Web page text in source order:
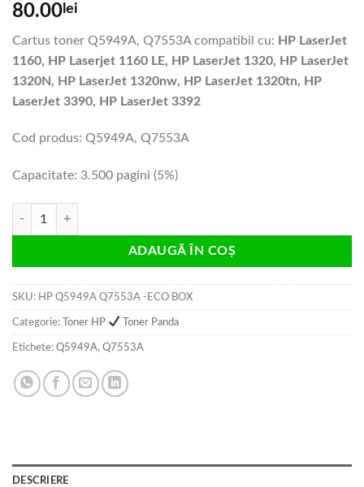
80.00 lei
Cartus toner Q5949A, Q7553A compatibil cu: HP LaserJet
1160, HP Laserjet 1160 LE, HP LaserJet 1320, HP LaserJet
1320N, HP LaserJet 1320nw, HP LaserJet 1320tn, HP
LaserJet 3390, HP LaserJet 3392
Cod produs: Q5949A, Q7553A
Capacitate: 3.500 pagini (5%)
ADAUGĂ ÎN COȘ
SKU: HP Q5949A Q7553A -ECO BOX
Categorie: Toner HP Toner Panda
Etichete: Q5949A, Q7553A
DESCRIERE